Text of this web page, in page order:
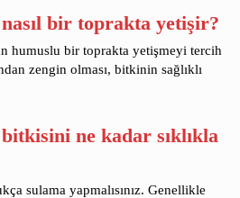
bir toprakta yetişir?
humuslu bir toprakta yetişmeyi tercih
zengin olması, bitkinin sağlıklı
ne kadar sıklıkla
sulama yapmalısınız. Genellikle